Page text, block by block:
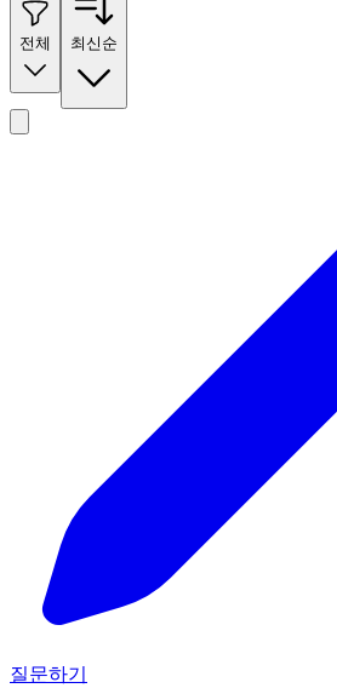
전체 최신순
질문하기